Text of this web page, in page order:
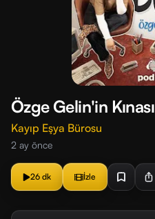
Özge Gelin'in Kınası
Kayıp Eşya Bürosu
2 ay önce
26 dk İzle